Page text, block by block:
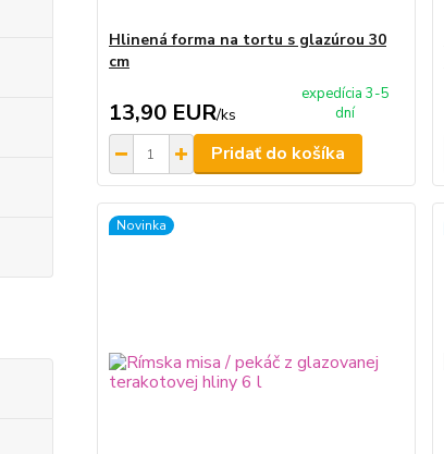
Hlinená forma na tortu s glazúrou 30
cm
13,90 EUR/ks
expedícia 3-5
dní
Pridať do košíka
Novinka